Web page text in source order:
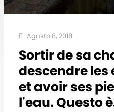
Agosto 8, 2018
Sortir de sa
descendre les
et avoir ses
l'eau. Questo